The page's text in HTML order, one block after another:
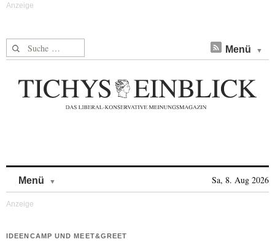
Suche nach: Menü
Menü Sa, 8. Aug 2026
IDEENCAMP UND MEET&GREET